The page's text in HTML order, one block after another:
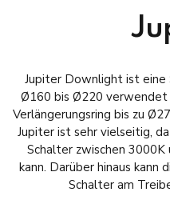
Jupiter Downlight ist eine
Ø160 bis Ø220 verwendet
Verlängerungsring bis zu
Jupiter ist sehr vielseitig,
Schalter zwischen
kann. Darüber hinaus
Schalter am